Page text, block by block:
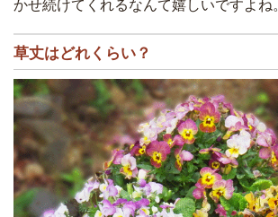
草丈はどれくらい？